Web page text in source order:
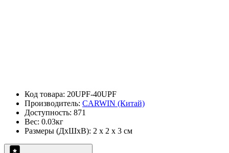
Код товара: 20UPF-40UPF
Производитель: CARWIN (Китай)
Доступность: 871
Вес: 0.03кг
Размеры (ДxШxВ): 2 x 2 x 3 см